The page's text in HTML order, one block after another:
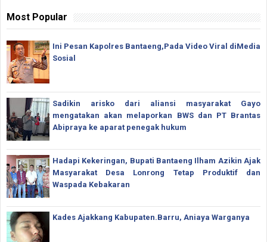
Most Popular
Ini Pesan Kapolres Bantaeng,Pada Video Viral diMedia
Sosial
Sadikin arisko dari aliansi masyarakat Gayo
mengatakan akan melaporkan BWS dan PT Brantas
Abipraya ke aparat penegak hukum
Hadapi Kekeringan, Bupati Bantaeng Ilham Azikin Ajak
Masyarakat Desa Lonrong Tetap Produktif dan
Waspada Kebakaran
Kades Ajakkang Kabupaten.Barru, Aniaya Warganya